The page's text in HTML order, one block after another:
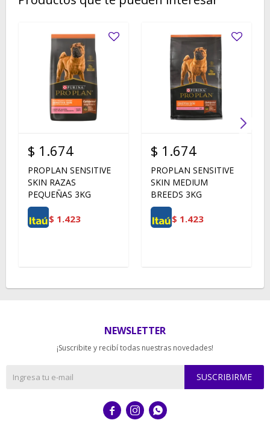
$ 1.674
PROPLAN SENSITIVE
SKIN RAZAS
PEQUEÑAS 3KG
$ 1.423
$ 1.674
PROPLAN SENSITIVE
SKIN MEDIUM
BREEDS 3KG
$ 1.423
NEWSLETTER
¡Suscribite y recibí todas nuestras novedades!
SUSCRIBIRME
  